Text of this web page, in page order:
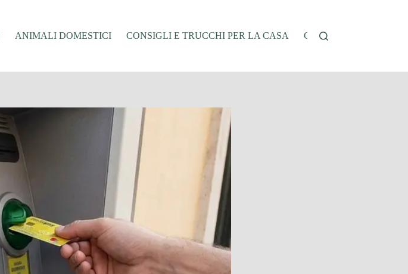
ANIMALI DOMESTICI CONSIGLI E TRUCCHI PER LA CASA CUCINA E RICETTE